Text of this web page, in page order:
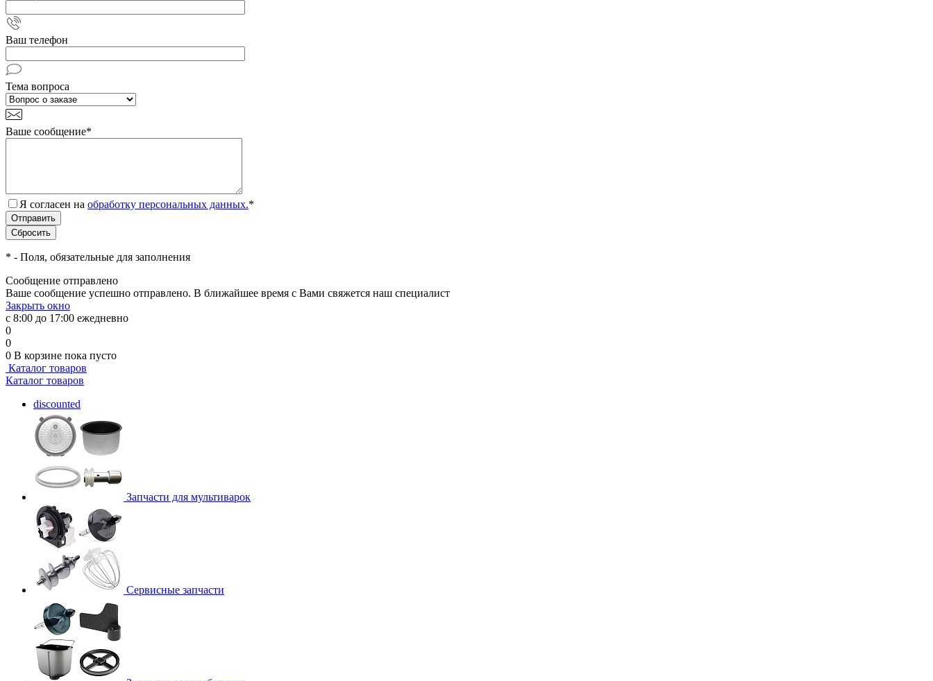
Ваш телефон
Тема вопроса
Ваше сообщение*
Я согласен на обработку персональных данных.*
* - Поля, обязательные для заполнения
Сообщение отправлено
Ваше сообщение успешно отправлено. В ближайшее время с Вами свяжется наш специалист
Закрыть окно
с 8:00 до 17:00 ежедневно
0
0
0 В корзине пока пусто
Каталог товаров
Каталог товаров
discounted
Запчасти для мультиварок
Сервисные запчасти